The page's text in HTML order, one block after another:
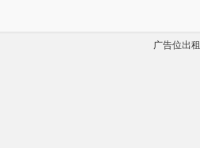
广告位出租